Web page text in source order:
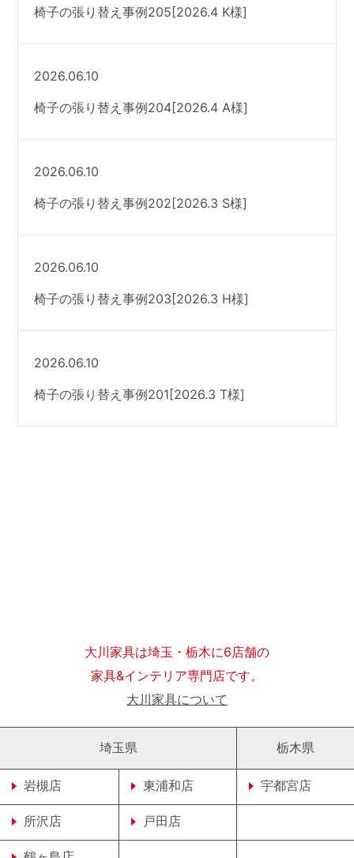
椅子の張り替え事例205[2026.4 K様]
2026.06.10
椅子の張り替え事例204[2026.4 A様]
2026.06.10
椅子の張り替え事例202[2026.3 S様]
2026.06.10
椅子の張り替え事例203[2026.3 H様]
2026.06.10
椅子の張り替え事例201[2026.3 T様]
大川家具は埼玉・栃木に6店舗の
家具&インテリア専門店です。
大川家具について
埼玉県
岩槻店 東浦和店
所沢店 戸田店
栃木県
宇都宮店